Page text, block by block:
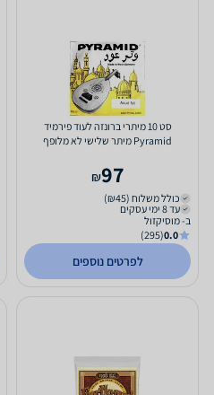
סט 10 מיתרי ברונזה לעוד פירמיד
Pyramid מיתר שלישי לא מלופף
97
₪
כולל משלוח (₪45)
עד 8 ימי עסקים
ב- מוסיקזול
0.0
(295)
לפרטים נוספים